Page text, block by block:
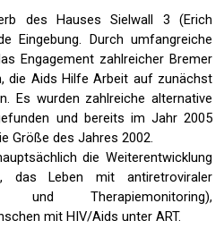
des Hauses Sielwall 3 (Erich
Eingebung. Durch umfangreiche
Engagement zahlreicher Bremer
die Aids Hilfe Arbeit auf zunächst
Es wurden zahlreiche alternative
und bereits im Jahr 2005
Größe des Jahres 2002.
die Weiterentwicklung
das Leben mit antiretroviraler
und Therapiemonitoring),
mit HIV/Aids unter ART.